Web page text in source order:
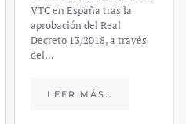
VTC en España tras la
aprobación del Real
Decreto 13/2018, a través
del…
LEER MÁS…